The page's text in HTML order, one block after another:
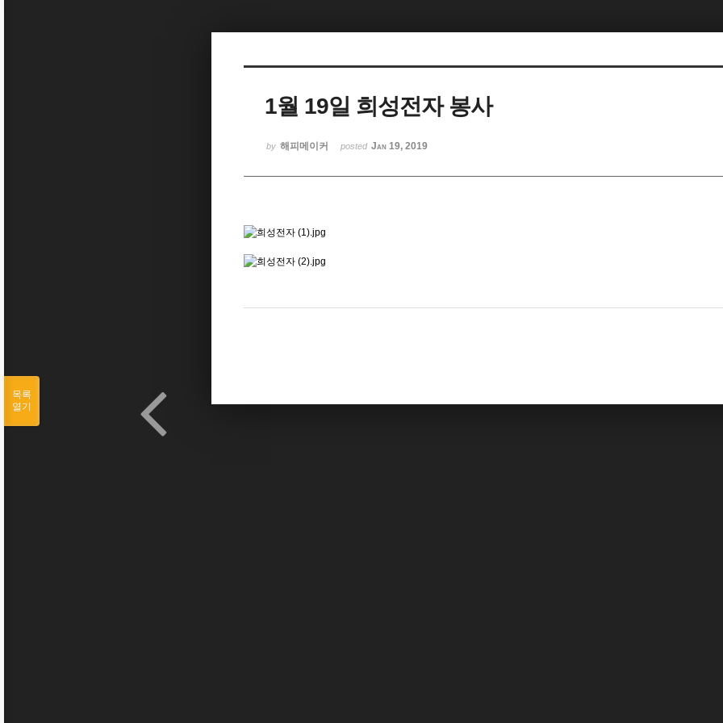
1월 19일 희성전자 봉사
by 해피메이커 posted Jan 19, 2019
목록
열기
Sketchbook5, 스케치북5
Sketchbook5, 스케치북5